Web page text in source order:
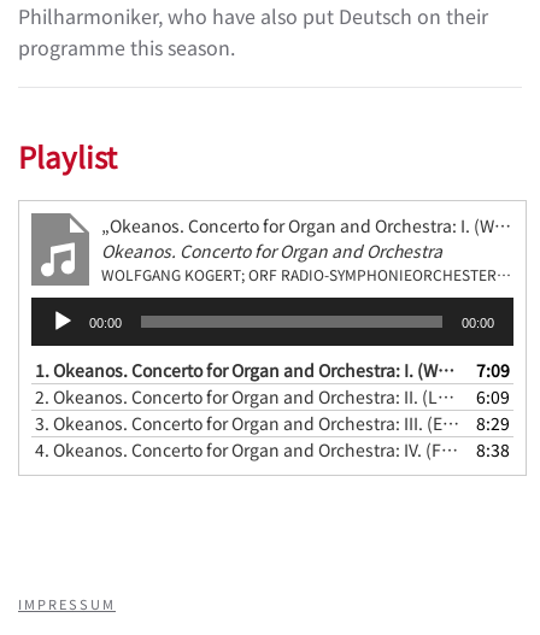
Philharmoniker, who have also put Deutsch on their
programme this season.
Playlist
„Okeanos. Concerto for Organ and Orchestra: I. (Wasser) Viertel = 66“
Okeanos. Concerto for Organ and Orchestra
WOLFGANG KOGERT; ORF RADIO-SYMPHONIEORCHESTER WIEN
Audio-
Player
00:00 00:00
1.Okeanos. Concerto for Organ and Orchestra: I. (Wasser) Viertel = 66
7:09
2. Okeanos. Concerto for Organ and Orchestra: II. (Luft) Viertel = 132
6:09
3. Okeanos. Concerto for Organ and Orchestra: III. (Erde) Viertel = 66
8:29
4. Okeanos. Concerto for Organ and Orchestra: IV. (Feuer) Viertel = 140 8:38
IMPRESSUM